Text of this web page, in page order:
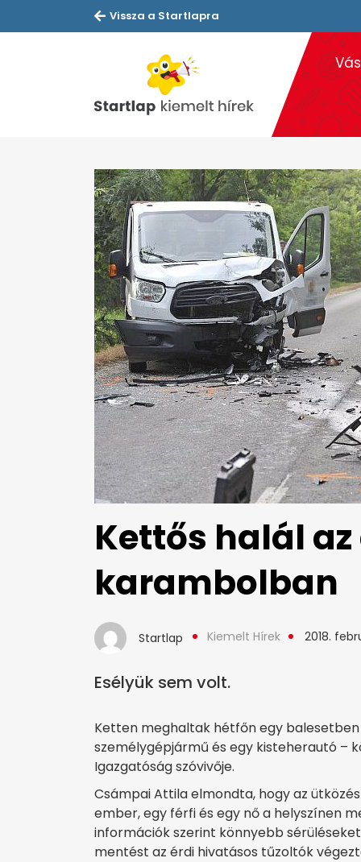
Vissza a Startlapra
Kettős halál
karambolban
Startlap Kiemelt Hírek 2018.
Esélyük sem volt.
Ketten meghaltak hétfőn egy
személygépjármű és egy kisteherautó –
Igazgatóság szóvivője.
Csámpai Attila elmondta, hogy az
ember, egy férfi és egy nő a helyszínen
információk szerint könnyebb
mentést az érdi hivatásos tűzoltók